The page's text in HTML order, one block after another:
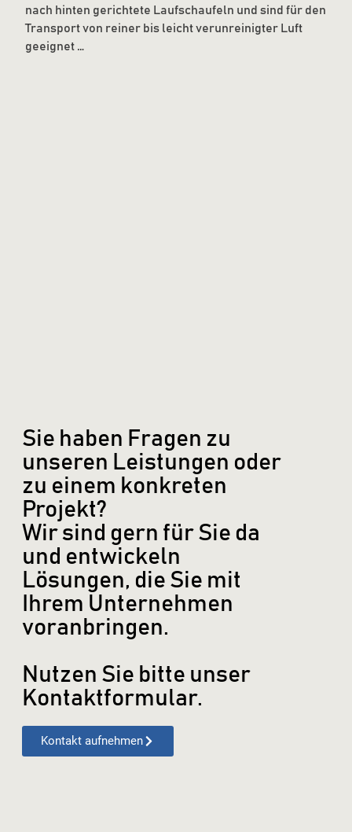
nach hinten gerichtete Laufschaufeln und sind für den
Transport von reiner bis leicht verunreinigter Luft
geeignet …
Sie haben Fragen zu
unseren Leistungen oder
zu einem konkreten
Projekt?
Wir sind gern für Sie da
und entwickeln
Lösungen, die Sie mit
Ihrem Unternehmen
voranbringen.
Nutzen Sie bitte unser
Kontaktformular.
Kontakt aufnehmen